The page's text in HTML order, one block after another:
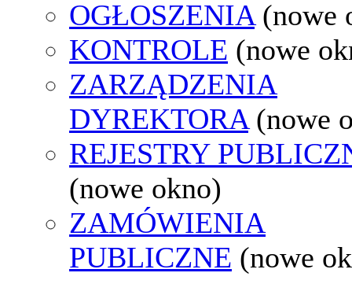
OGŁOSZENIA (nowe
KONTROLE (nowe
ZARZĄDZENIA
DYREKTORA (nowe
REJESTRY
(nowe okno)
ZAMÓWIENIA
PUBLICZNE (nowe